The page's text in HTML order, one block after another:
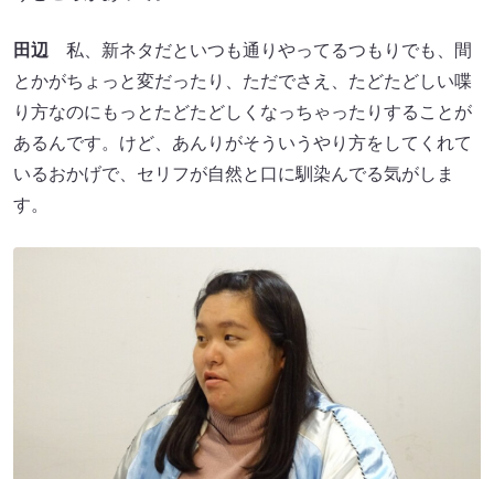
田辺 私、新ネタだといつも通りやってるつもりでも、間
とかがちょっと変だったり、ただでさえ、たどたどしい喋
り方なのにもっとたどたどしくなっちゃったりすることが
あるんです。けど、あんりがそういうやり方をしてくれて
いるおかげで、セリフが自然と口に馴染んでる気がしま
す。